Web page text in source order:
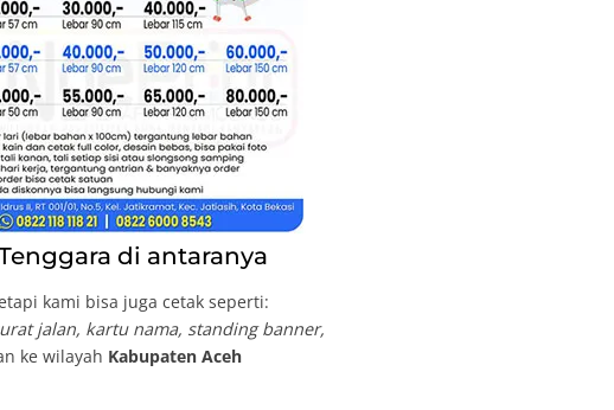
di antaranya
kami bisa juga cetak seperti:
jalan, kartu nama, standing banner,
ke wilayah Kabupaten Aceh